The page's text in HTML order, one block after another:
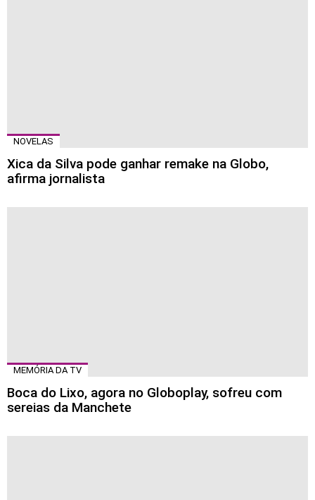
NOVELAS
Xica da Silva pode ganhar remake na Globo,
afirma jornalista
MEMÓRIA DA TV
Boca do Lixo, agora no Globoplay, sofreu com
sereias da Manchete